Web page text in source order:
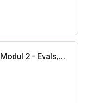
KI Software Engineer: Modul 2 - Evals, Multi-Agentic-Workflows